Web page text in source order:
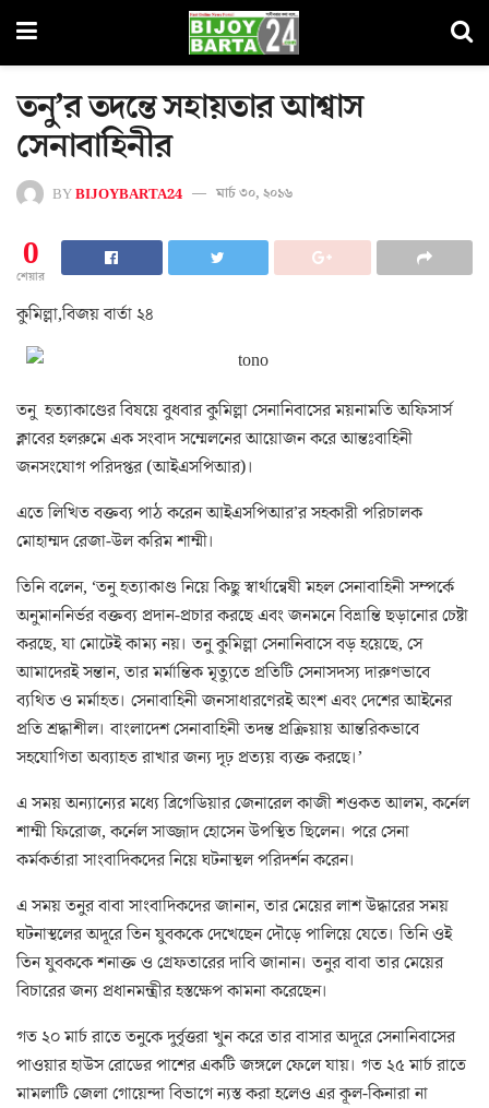
তনু’র তদন্তে সহায়তার আশ্বাস
সেনাবাহিনীর
BYBIJOYBARTA24 মার্চ ৩০, ২০১৬
0
শেয়ার
কুমিল্লা,বিজয় বার্তা ২৪
তনু হত্যাকাণ্ডের বিষয়ে বুধবার কুমিল্লা সেনানিবাসের ময়নামতি অফিসার্স
ক্লাবের হলরুমে এক সংবাদ সম্মেলনের আয়োজন করে আন্তঃবাহিনী
জনসংযোগ পরিদপ্তর (আইএসপিআর)।
এতে লিখিত বক্তব্য পাঠ করেন আইএসপিআর’র সহকারী পরিচালক
মোহাম্মদ রেজা-উল করিম শাম্মী।
তিনি বলেন, ‘তনু হত্যাকাণ্ড নিয়ে কিছু স্বার্থান্বেষী মহল সেনাবাহিনী সম্পর্কে
অনুমাননির্ভর বক্তব্য প্রদান-প্রচার করছে এবং জনমনে বিভ্রান্তি ছড়ানোর চেষ্টা
করছে, যা মোটেই কাম্য নয়। তনু কুমিল্লা সেনানিবাসে বড় হয়েছে, সে
আমাদেরই সন্তান, তার মর্মান্তিক মৃত্যুতে প্রতিটি সেনাসদস্য দারুণভাবে
ব্যথিত ও মর্মাহত। সেনাবাহিনী জনসাধারণেরই অংশ এবং দেশের আইনের
প্রতি শ্রদ্ধাশীল। বাংলাদেশ সেনাবাহিনী তদন্ত প্রক্রিয়ায় আন্তরিকভাবে
সহযোগিতা অব্যাহত রাখার জন্য দৃঢ় প্রত্যয় ব্যক্ত করছে।’
এ সময় অন্যান্যের মধ্যে ব্রিগেডিয়ার জেনারেল কাজী শওকত আলম, কর্নেল
শাম্মী ফিরোজ, কর্নেল সাজ্জাদ হোসেন উপস্থিত ছিলেন। পরে সেনা
কর্মকর্তারা সাংবাদিকদের নিয়ে ঘটনাস্থল পরিদর্শন করেন।
এ সময় তনুর বাবা সাংবাদিকদের জানান, তার মেয়ের লাশ উদ্ধারের সময়
ঘটনাস্থলের অদূরে তিন যুবককে দেখেছেন দৌড়ে পালিয়ে যেতে। তিনি ওই
তিন যুবককে শনাক্ত ও গ্রেফতারের দাবি জানান। তনুর বাবা তার মেয়ের
বিচারের জন্য প্রধানমন্ত্রীর হস্তক্ষেপ কামনা করেছেন।
গত ২০ মার্চ রাতে তনুকে দুর্বৃত্তরা খুন করে তার বাসার অদূরে সেনানিবাসের
পাওয়ার হাউস রোডের পাশের একটি জঙ্গলে ফেলে যায়। গত ২৫ মার্চ রাতে
মামলাটি জেলা গোয়েন্দা বিভাগে ন্যস্ত করা হলেও এর কূল-কিনারা না